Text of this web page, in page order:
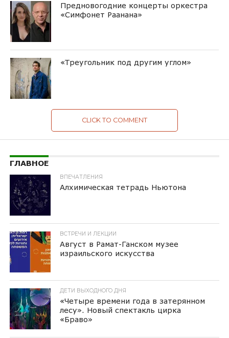
Предновогодние концерты оркестра
«Симфонет Раанана»
«Треугольник под другим углом»
CLICK TO COMMENT
ГЛАВНОЕ
ВПЕЧАТЛЕНИЯ
Алхимическая тетрадь Ньютона
ВСТРЕЧИ И ЛЕКЦИИ
Август в Рамат-Ганском музее
израильского искусства
ДЕТИ ВЫХОДНОГО ДНЯ
«Четыре времени года в затерянном
лесу». Новый спектакль цирка
«Браво»